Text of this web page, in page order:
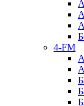
4-FM